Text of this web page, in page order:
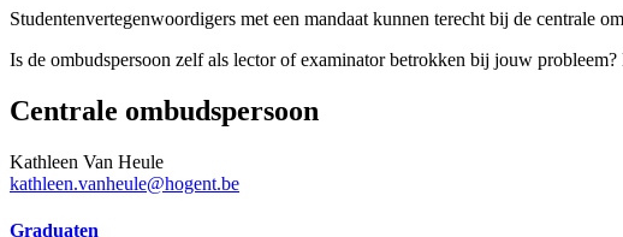
Studentenvertegenwoordigers met een mandaat kunnen terecht bij de centrale
Is de ombudspersoon zelf als lector of examinator betrokken bij jouw
Centrale ombudspersoon
Kathleen Van Heule
kathleen.vanheule@hogent.be
Graduaten